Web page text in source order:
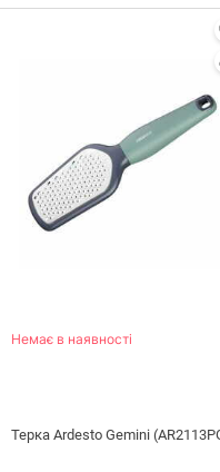
Немає в наявності
Терка Ardesto Gemini